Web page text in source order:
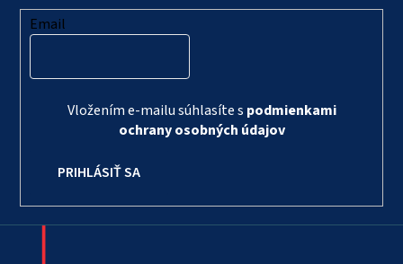
Email
Vložením e-mailu súhlasíte s podmienkami
ochrany osobných údajov
PRIHLÁSIŤ SA